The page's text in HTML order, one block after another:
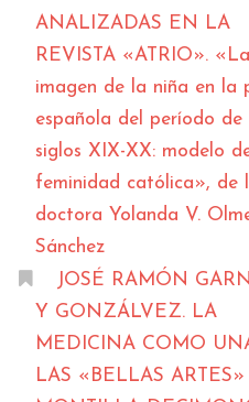
ANALIZADAS EN LA
REVISTA «ATRIO». «La
imagen de la niña en la
española del período de
siglos XIX-XX: modelo
feminidad católica», de
doctora Yolanda V.
Sánchez
JOSÉ RAMÓN
Y GONZÁLVEZ. LA
MEDICINA COMO
LAS «BELLAS